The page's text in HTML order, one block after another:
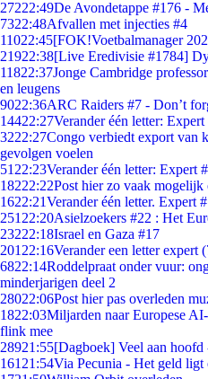
27222:49De Avondetappe #176 -
7322:48Afvallen met injecties #4
11022:45[FOK!Voetbalmanager
21922:38[Live Eredivisie #1784]
11822:37Jonge Cambridge
en leugens
9022:36ARC Raiders #7 - Don’t
14422:27Verander één letter:
3222:27Congo verbiedt export van
gevolgen voelen
51 22:23Verander één letter: Expert
18222:22Post hier zo vaak
1622:21Verander één letter. Expert
251 22:20Asielzoekers #22 : Het
23222:18Israel en Gaza #17
201 22:16Verander een letter expert
6822:14Roddelpraat onder vuur:
minderjarigen deel 2
28022:06Post hier pas overleden
1822:03Miljarden naar Europese
flink mee
28921:55[Dagboek] Veel aan hoofd
161 21:54Via Pecunia - Het geld ligt